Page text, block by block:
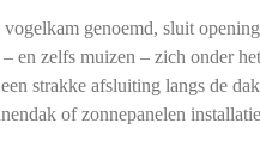
genoemd, sluit
en zelfs muizen – zich onder
strakke afsluiting langs de
of zonnepanelen